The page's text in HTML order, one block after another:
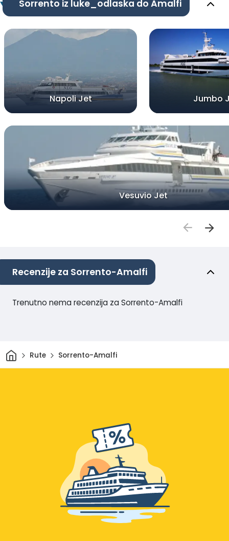
Sorrento iz luke_odlaska do Amalfi
Napoli Jet Jumbo
Vesuvio Jet
Recenzije za Sorrento-Amalfi
Trenutno nema recenzija za Sorrento-Amalfi
DomRute Sorrento-Amalfi